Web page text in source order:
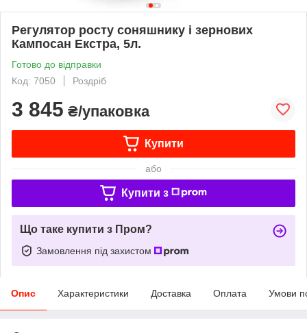
Регулятор росту соняшнику і зернових
Кампосан Екстра, 5л.
Готово до відправки
Код: 7050
Роздріб
3 845 ₴/упаковка
Купити
або
Купити з
Що таке купити з Пром?
Замовлення під захистом
Опис Характеристики Доставка Оплата Умови